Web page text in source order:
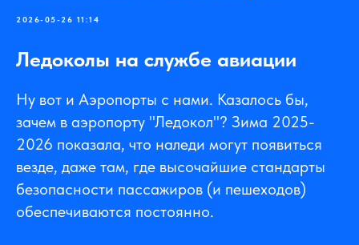
2026-05-26 11:14
Ледоколы на службе авиации
Ну вот и Аэропорты с нами. Казалось бы,
зачем в аэропорту "Ледокол"? Зима 2025-
2026 показала, что наледи могут появиться
везде, даже там, где высочайшие стандарты
безопасности пассажиров (и пешеходов)
обеспечиваются постоянно.